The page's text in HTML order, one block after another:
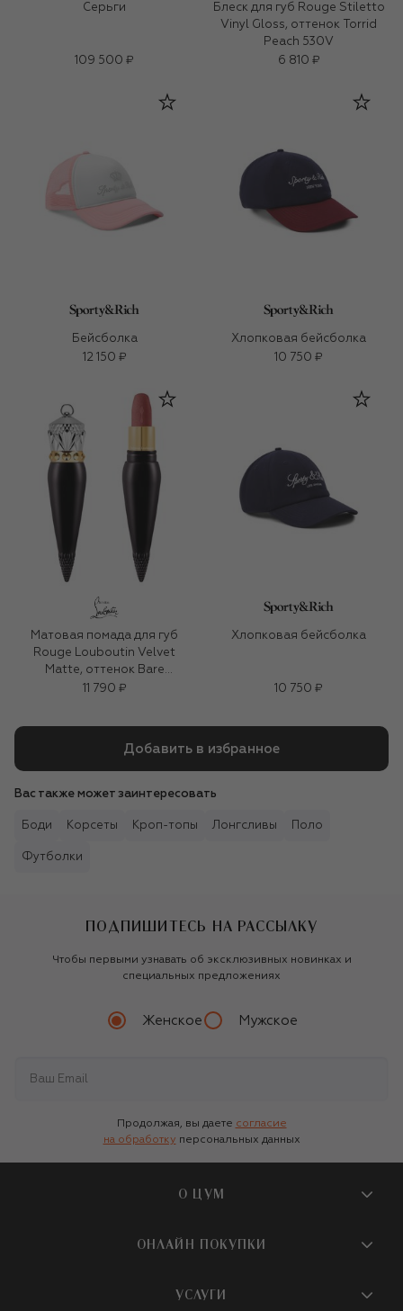
Серьги
109 500 ₽
Блеск для губ Rouge Stiletto
Vinyl Gloss, оттенок Torrid
Peach 530V
6 810 ₽
Бейсболка
12 150 ₽
Хлопковая бейсболка
10 750 ₽
Матовая помада для губ
Rouge Louboutin Velvet
Matte, оттенок Bare
Rococotte
11 790 ₽
Хлопковая бейсболка
10 750 ₽
Добавить в избранное
Вас также может заинтересовать
Боди Корсеты Кроп-топы Лонгсливы Поло
Футболки
ПОДПИШИТЕСЬ НА РАССЫЛКУ
Чтобы первыми узнавать об эксклюзивных новинках и
специальных предложениях
Женское Мужское
Продолжая, вы даете согласие
на обработку персональных данных
О ЦУМ
О магазине
Бутики и ПВЗ ЦУМ
ОНЛАЙН ПОКУПКИ
УСЛУГИ